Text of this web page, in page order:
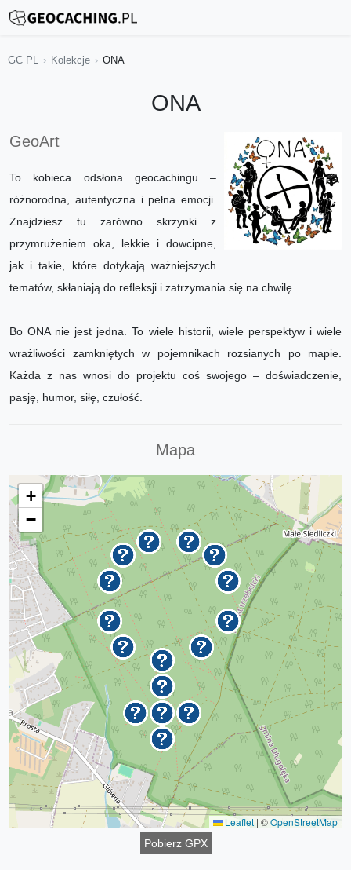
GC PL Kolekcje ONA
ONA
GeoArt
To kobieca odsłona geocachingu –
różnorodna, autentyczna i pełna emocji.
Znajdziesz tu zarówno skrzynki z
przymrużeniem oka, lekkie i dowcipne,
jak i takie, które dotykają ważniejszych
tematów, skłaniają do refleksji i zatrzymania się na chwilę.
Bo ONA nie jest jedna. To wiele historii, wiele perspektyw i wiele
wrażliwości zamkniętych w pojemnikach rozsianych po mapie.
Każda z nas wnosi do projektu coś swojego – doświadczenie,
pasję, humor, siłę, czułość.
Mapa
+
−
Leaflet | ©OpenStreetMap
Pobierz GPX